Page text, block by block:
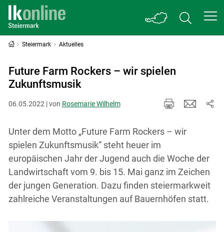
Steiermark Aktuelles
Future Farm Rockers – wir spielen
Zukunftsmusik
06.05.2022 | von Rosemarie Wilhelm
Unter dem Motto „Future Farm Rockers – wir
spielen Zukunftsmusik“ steht heuer im
europäischen Jahr der Jugend auch die Woche der
Landwirtschaft vom 9. bis 15. Mai ganz im Zeichen
der jungen Generation. Dazu finden steiermarkweit
zahlreiche Veranstaltungen auf Bauernhöfen statt.